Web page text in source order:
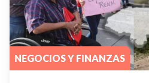
NEGOCIOS Y FINANZAS